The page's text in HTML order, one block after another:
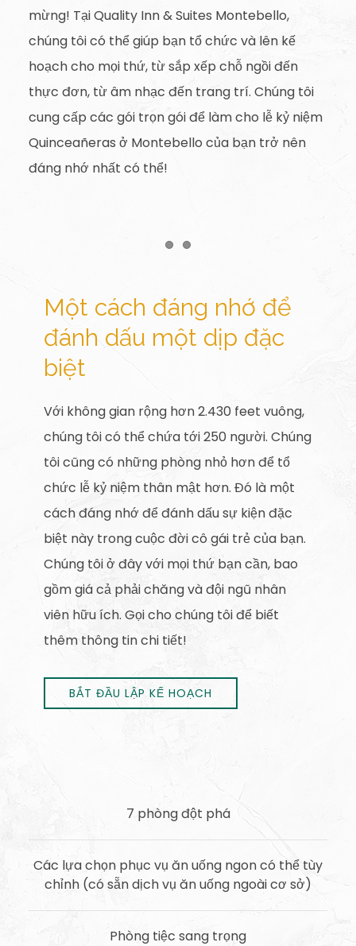
mừng! Tại Quality Inn & Suites Montebello,
chúng tôi có thể giúp bạn tổ chức và lên kế
hoạch cho mọi thứ, từ sắp xếp chỗ ngồi đến
thực đơn, từ âm nhạc đến trang trí. Chúng tôi
cung cấp các gói trọn gói để làm cho lễ kỷ niệm
Quinceañeras ở Montebello của bạn trở nên
đáng nhớ nhất có thể!
Item 1
Một cách đáng nhớ để
đánh dấu một dịp đặc
biệt
Với không gian rộng hơn 2.430 feet vuông,
chúng tôi có thể chứa tới 250 người. Chúng
tôi cũng có những phòng nhỏ hơn để tổ
chức lễ kỷ niệm thân mật hơn. Đó là một
cách đáng nhớ để đánh dấu sự kiện đặc
biệt này trong cuộc đời cô gái trẻ của bạn.
Chúng tôi ở đây với mọi thứ bạn cần, bao
gồm giá cả phải chăng và đội ngũ nhân
viên hữu ích. Gọi cho chúng tôi để biết
thêm thông tin chi tiết!
BẮT ĐẦU LẬP KẾ HOẠCH
7 phòng đột phá
Các lựa chọn phục vụ ăn uống ngon có thể tùy
chỉnh (có sẵn dịch vụ ăn uống ngoài cơ sở)
Phòng tiệc sang trọng